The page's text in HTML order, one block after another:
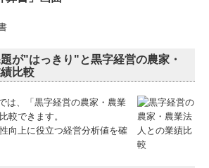
が"はっきり"と黒字経営の農家・
比較
は、「黒字経営の農家・農業
較できます。
向上に役立つ経営分析値を確